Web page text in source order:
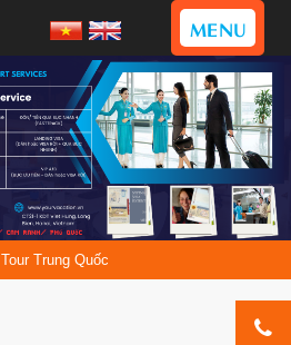
MENU
Tour Trung Quốc